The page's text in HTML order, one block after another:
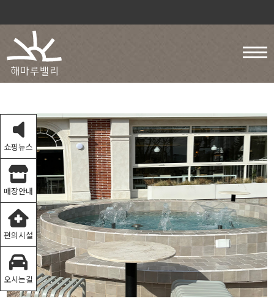
쇼핑뉴스
매장안내
편의시설
오시는길